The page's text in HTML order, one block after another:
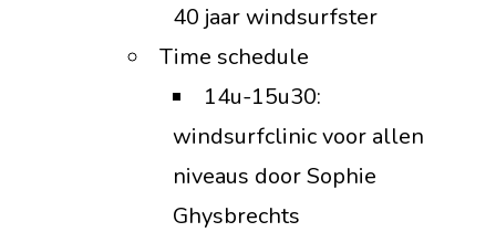
40 jaar windsurfster
Time schedule
14u-15u30:
windsurfclinic voor allen
niveaus door Sophie
Ghysbrechts